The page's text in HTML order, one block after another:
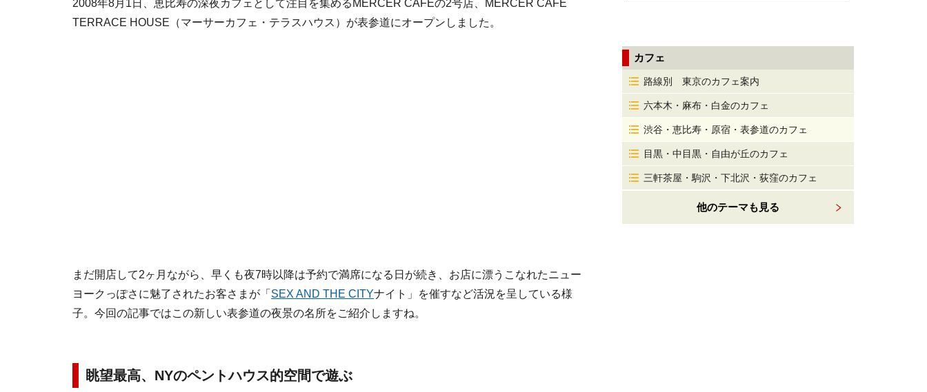
2008年8月1日、恵比寿の深夜カフェとして注目を集めるMERCER CAFEの2号店、MERCER CAFE
TERRACE HOUSE（マーサーカフェ・テラスハウス）が表参道にオープンしました。
まだ開店して2ヶ月ながら、早くも夜7時以降は予約で満席になる日が続き、お店に漂うこなれたニュー
ヨークっぽさに魅了されたお客さまが「 SEX AND THE CITYナイト」を催すなど活況を呈している様
子。今回の記事ではこの新しい表参道の夜景の名所をご紹介しますね。
眺望最高、NYのペントハウス的空間で遊ぶ
カフェ
路線別 東京のカフェ案内
六本木・麻布・白金のカフェ
渋谷・恵比寿・原宿・表参道のカフェ
目黒・中目黒・自由が丘のカフェ
三軒茶屋・駒沢・下北沢・荻窪のカフェ
他のテーマも見る